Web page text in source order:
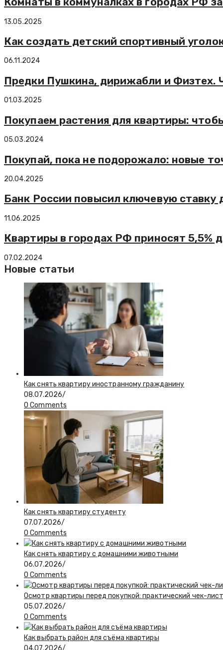
13.05.2025
Как создать детский спортивный
06.11.2024
Предки Пушкина, дирижабли и Физтех.
01.03.2025
Покупаем растения для квартиры:
05.03.2024
Покупай, пока не подорожало: новые
20.04.2025
Банк России повысил ключевую ставку
11.06.2025
Квартиры в городах РФ приносят 5,5%
07.02.2024
Новые статьи
Как снять квартиру иностранному гражданину
08.07.2026/
0 Comments
Как снять квартиру студенту
07.07.2026/
0 Comments
Как снять квартиру с домашними животными
06.07.2026/
0 Comments
Осмотр квартиры перед покупкой: практический чек-
05.07.2026/
0 Comments
Как выбрать район для съёма квартиры
04.07.2026/